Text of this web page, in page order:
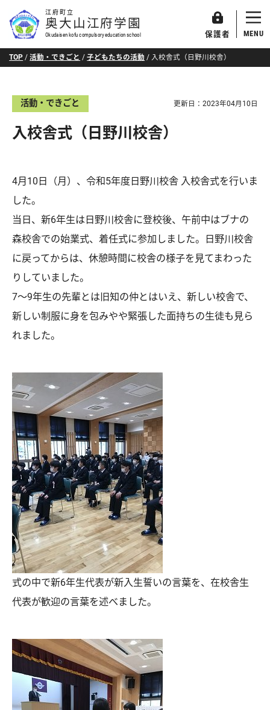
江府町立
奥大山江府学園
Okudaisen kofu compulsory education school 保護者 MENU
TOP /活動・できごと /子どもたちの活動 / 入校舎式（日野川校舎）
活動・できごと 更新日： 2023年04月10日
入校舎式（日野川校舎）
4月10日（月）、令和5年度日野川校舎 入校舎式を行いま
した。
当日、新6年生は日野川校舎に登校後、午前中はブナの
森校舎での始業式、着任式に参加しました。日野川校舎
に戻ってからは、休憩時間に校舎の様子を見てまわった
りしていました。
7～9年生の先輩とは旧知の仲とはいえ、新しい校舎で、
新しい制服に身を包みやや緊張した面持ちの生徒も見ら
れました。
式の中で新6年生代表が新入生誓いの言葉を、在校舎生
代表が歓迎の言葉を述べました。